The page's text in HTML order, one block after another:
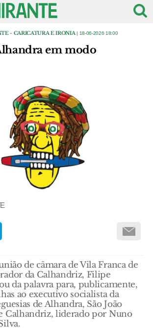
- CARICATURA E IRONIA | 18-06-2026 18:00
em modo
de câmara de Vila Franca de
da Calhandriz, Filipe
da palavra para, publicamente,
ao executivo socialista da
de Alhandra, São João
Calhandriz, liderado por Nuno